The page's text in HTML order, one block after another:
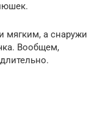
мягким, а снаружи
Вообщем,